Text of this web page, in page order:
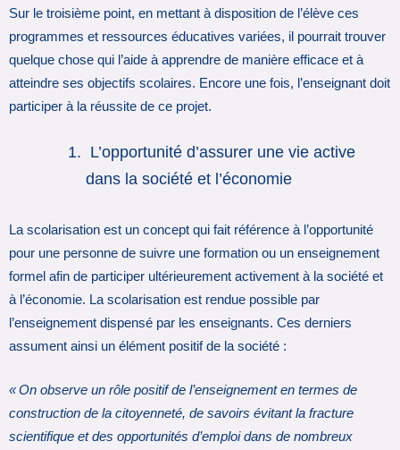
Sur le troisième point, en mettant à disposition de l’élève ces
programmes et ressources éducatives variées, il pourrait trouver
quelque chose qui l’aide à apprendre de manière efficace et à
atteindre ses objectifs scolaires. Encore une fois, l’enseignant doit
participer à la réussite de ce projet.
L’opportunité d’assurer une vie active
dans la société et l’économie
La scolarisation est un concept qui fait référence à l’opportunité
pour une personne de suivre une formation ou un enseignement
formel afin de participer ultérieurement activement à la société et
à l’économie. La scolarisation est rendue possible par
l’enseignement dispensé par les enseignants. Ces derniers
assument ainsi un élément positif de la société :
« On observe un rôle positif de l’enseignement en termes de
construction de la citoyenneté, de savoirs évitant la fracture
scientifique et des opportunités d’emploi dans de nombreux